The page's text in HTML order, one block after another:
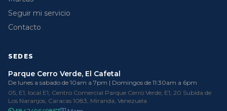
Seguir mi servicio
Contacto
SEDES
Parque Cerro Verde, El Cafetal
De lunes a sabado de 10am a 7pm | Domingos de 11:30am a 6pm
05, E1, local E1, Centro Comercial Parque Cerro Verde, E1, 20 Subida de
Los Naranjos, Caracas 1083, Miranda, Venezuela